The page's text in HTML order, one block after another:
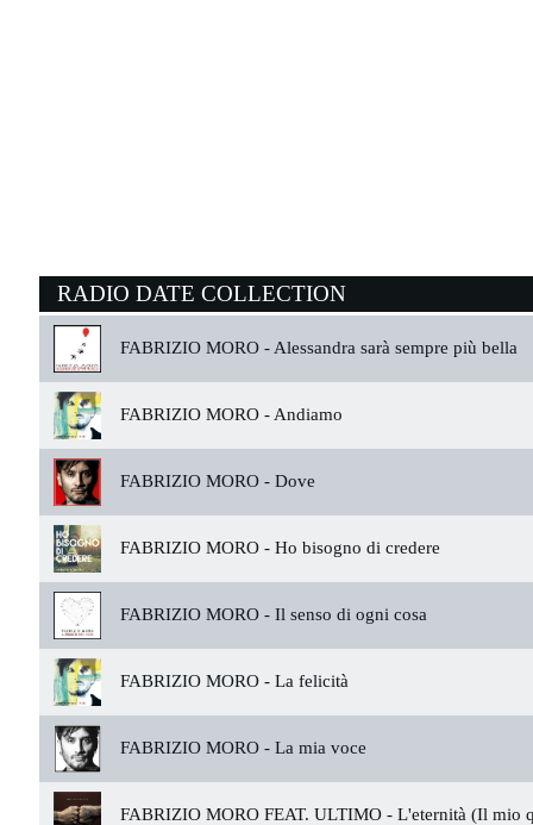
RADIO DATE COLLECTION
FABRIZIO MORO - Alessandra sarà sempre più bella
FABRIZIO MORO - Andiamo
FABRIZIO MORO - Dove
FABRIZIO MORO - Ho bisogno di credere
FABRIZIO MORO - Il senso di ogni cosa
FABRIZIO MORO - La felicità
FABRIZIO MORO - La mia voce
FABRIZIO MORO FEAT. ULTIMO - L'eternità (Il mio